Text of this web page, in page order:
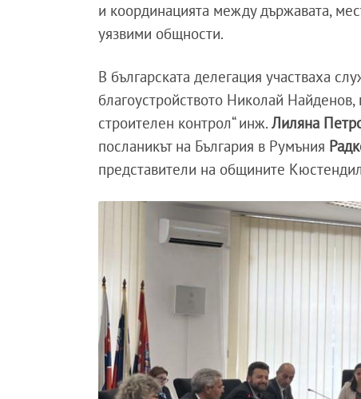
и координацията между държавата,
уязвими общности.
В българската делегация участваха
благоустройството Николай Найденов,
строителен контрол“ инж.Лиляна
посланикът на България в Румъния
представители на общините